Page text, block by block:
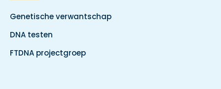
Genetische verwantschap
DNA testen
FTDNA projectgroep